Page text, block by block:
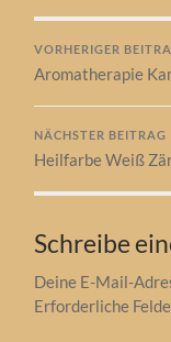
VORHERIGER
Aromatherapie
NÄCHSTER BEITRAG
Heilfarbe Weiß
Schreibe
Deine E-Mail-
Erforderliche